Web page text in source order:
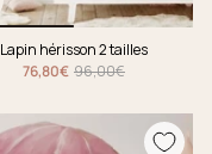
Lapin hérisson 2 tailles
76,80€ 96,00€